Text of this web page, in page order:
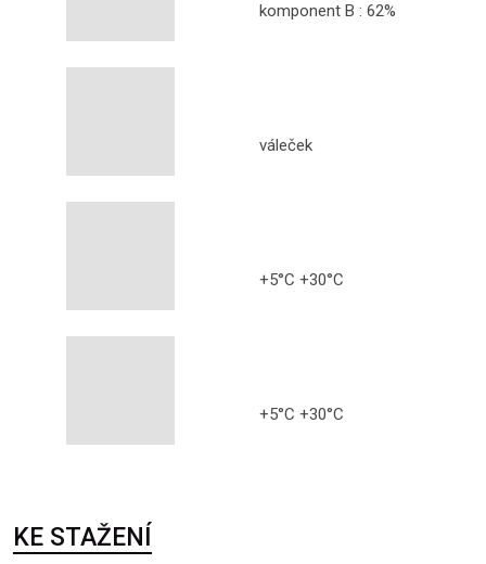
komponent B : 62%
váleček
+5°C +30°C
+5°C +30°C
KE STAŽENÍ